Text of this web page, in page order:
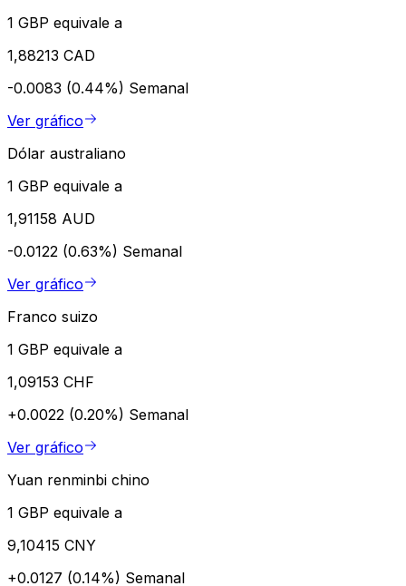
1 GBP equivale a
1,88213 CAD
-0.0083 (0.44%) Semanal
Ver gráfico
Dólar australiano
1 GBP equivale a
1,91158 AUD
-0.0122 (0.63%) Semanal
Ver gráfico
Franco suizo
1 GBP equivale a
1,09153 CHF
+0.0022 (0.20%) Semanal
Ver gráfico
Yuan renminbi chino
1 GBP equivale a
9,10415 CNY
+0.0127 (0.14%) Semanal